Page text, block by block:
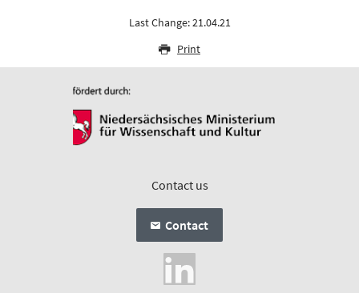
Last Change: 21.04.21
Print
Contact us
Contact